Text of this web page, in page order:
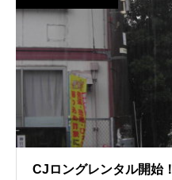
CJロングレンタル開始！